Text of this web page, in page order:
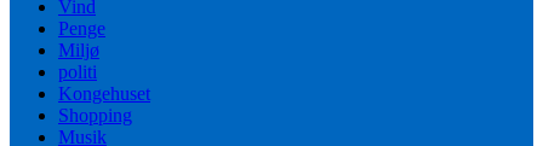
Vind
Penge
Miljø
politi
Kongehuset
Shopping
Musik